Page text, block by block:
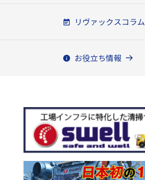
リヴァックスコラム
お役立ち情報